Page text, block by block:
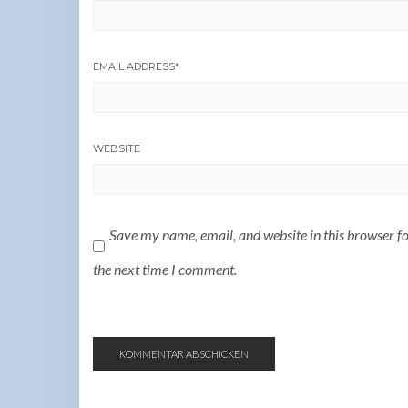
EMAIL ADDRESS*
WEBSITE
Save my name, email, and website in this browser
the next time I comment.